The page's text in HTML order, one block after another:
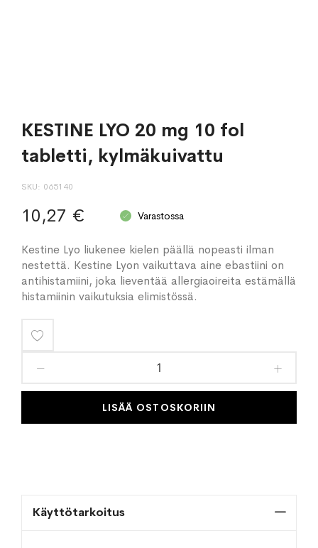
KESTINE LYO 20 mg 10 fol
tabletti, kylmäkuivattu
SKU 065140
10,27 € Varastossa
Kestine Lyo liukenee kielen päällä nopeasti ilman
nestettä. Kestine Lyon vaikuttava aine ebastiini on
antihistamiini, joka lieventää allergiaoireita estämällä
histamiinin vaikutuksia elimistössä.
toivelistaan
LISÄÄ OSTOSKORIIN
Käyttötarkoitus